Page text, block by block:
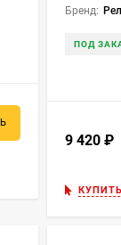
Бренд:
ПОД
9 420 ₽